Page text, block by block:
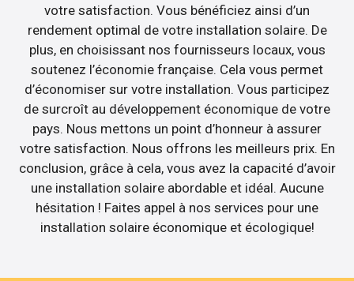
votre satisfaction. Vous bénéficiez ainsi d’un
rendement optimal de votre installation solaire. De
plus, en choisissant nos fournisseurs locaux, vous
soutenez l’économie française. Cela vous permet
d’économiser sur votre installation. Vous participez
de surcroît au développement économique de votre
pays. Nous mettons un point d’honneur à assurer
votre satisfaction. Nous offrons les meilleurs prix. En
conclusion, grâce à cela, vous avez la capacité d’avoir
une installation solaire abordable et idéal. Aucune
hésitation ! Faites appel à nos services pour une
installation solaire économique et écologique!